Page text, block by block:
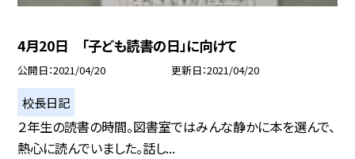
4月20日 「子ども読書の日」に向けて
公開日 2021/04/20 更新日 2021/04/20
校長日記
２年生の読書の時間。図書室ではみんな静かに本を選んで、
熱心に読んでいました。話し...